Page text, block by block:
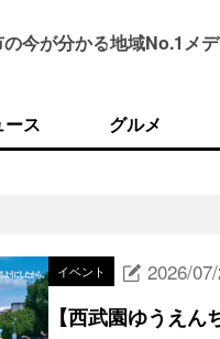
今が分かる地域No.1メ
ース グルメ
イベント 2026/07/
【西武園ゆうえ